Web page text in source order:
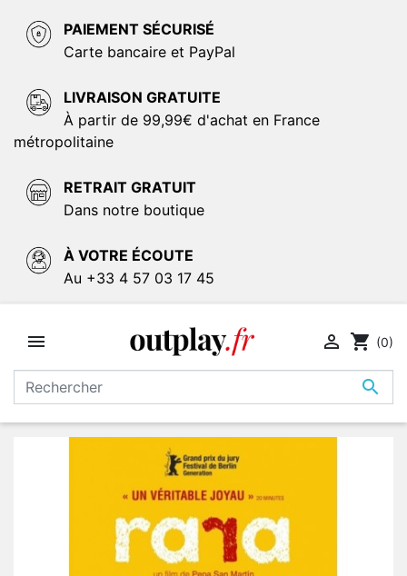
PAIEMENT SÉCURISÉ
Carte bancaire et PayPal
LIVRAISON GRATUITE
À partir de 99,99€ d'achat en France
métropolitaine
RETRAIT GRATUIT
Dans notre boutique
À VOTRE ÉCOUTE
Au +33 4 57 03 17 45


 shopping_cart (0)